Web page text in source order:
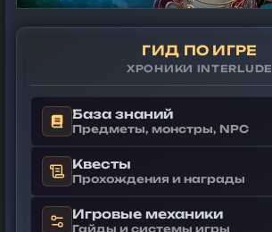
ГИД ПО ИГРЕ
ХРОНИКИ INTERLUDE
База знаний
Предметы, монстры, NPC
Квесты
Прохождения и награды
Игровые механики
Гайды и системы игры